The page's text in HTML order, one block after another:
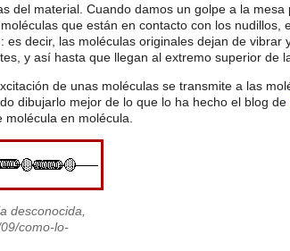
del material. Cuando damos un golpe a la
que están en contacto con los
decir, las moléculas originales dejan de
y así hasta que llegan al extremo superior de
de unas moléculas se transmite a las
dibujarlo mejor de lo que lo ha hecho el blog de
en molécula.
desconocida,
como-lo-